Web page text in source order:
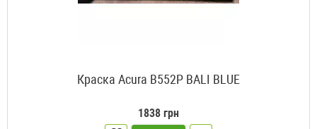
Краска Acura B552P BALI BLUE
1838 грн